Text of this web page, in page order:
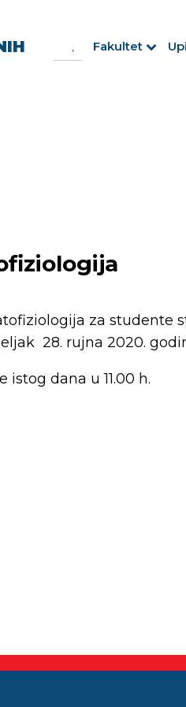
for:
Fakultet
za studente
28. rujna 2020.
dana u 11.00 h.